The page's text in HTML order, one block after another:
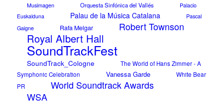
Musimagen Orquesta Sinfónica del Vallés
Palacio
Euskalduna
Palau de la Música Catalana
Pascal
Gaigne
Rafa Melgar Robert Townson
Royal Albert Hall
SoundTrackFest
SoundTrack_Cologne
The World of Hans Zimmer - A
Symphonic Celebration
Vanessa Garde
White Bear
PR
World Soundtrack Awards
WSA